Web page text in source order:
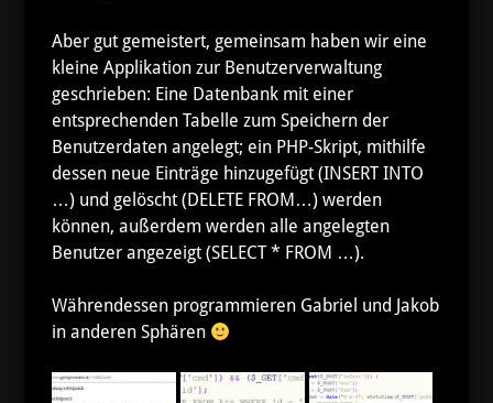
Aber gut gemeistert, gemeinsam haben wir eine
kleine Applikation zur Benutzerverwaltung
geschrieben: Eine Datenbank mit einer
entsprechenden Tabelle zum Speichern der
Benutzerdaten angelegt; ein PHP-Skript, mithilfe
dessen neue Einträge hinzugefügt (INSERT INTO
…) und gelöscht (DELETE FROM…) werden
können, außerdem werden alle angelegten
Benutzer angezeigt (SELECT * FROM …).
Währendessen programmieren Gabriel und Jakob
in anderen Sphären